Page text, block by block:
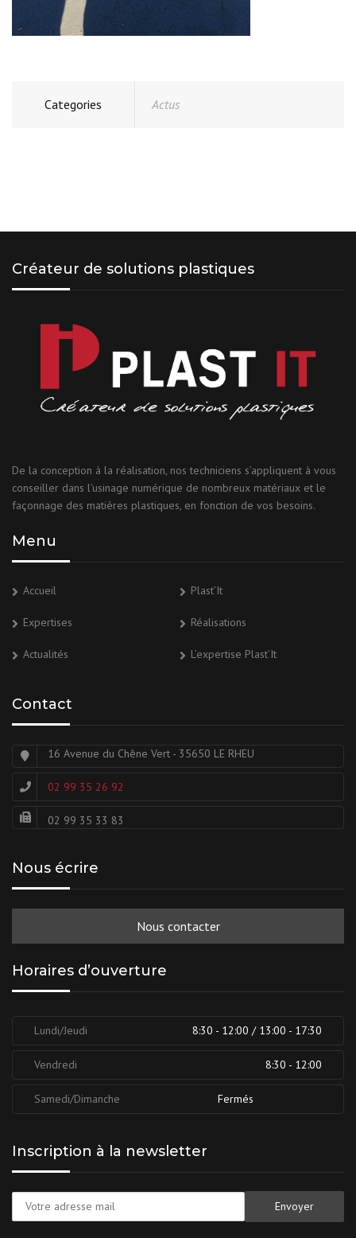
Categories Actus
Créateur de solutions plastiques
De la conception à la réalisation, nos techniciens s’appliquent à vous
conseiller dans l’usinage numérique de nombreux matériaux et le
façonnage des matières plastiques, en fonction de vos besoins.
Menu
Accueil Plast’It
Expertises Réalisations
Actualités L’expertise Plast’It
Contact
16 Avenue du Chêne Vert - 35650 LE RHEU
02 99 35 26 92
02 99 35 33 83
Nous écrire
Nous contacter
Horaires d’ouverture
Lundi/Jeudi 8:30 - 12:00 / 13:00 - 17:30
Vendredi 8:30 - 12:00
Samedi/Dimanche Fermés
Inscription à la newsletter